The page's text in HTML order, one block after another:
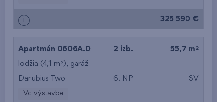
i 325 590 €
Apartmán 0606A.D 2 izb. 55,7 m 2
lodžia (4,1 m2 ), garáž
Danubius Two 6. NP SV
Vo výstavbe